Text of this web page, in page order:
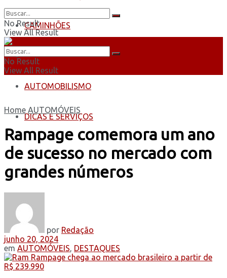
CAMINHÕES
ÔNIBUS
AUTOMOBILISMO
DICAS E SERVIÇOS
No Result
View All Result
No Result
View All Result
Home AUTOMÓVEIS
Rampage comemora um ano
de sucesso no mercado com
grandes números
por Redação
junho 20, 2024
em AUTOMÓVEIS, DESTAQUES